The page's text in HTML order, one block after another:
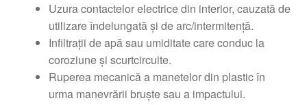
Uzura contactelor electrice din interior, cauzată de
utilizare îndelungată şi de arc/intermitenţă.
Infiltraţii de apă sau umiditate care conduc la
coroziune şi scurtcircuite.
Ruperea mecanică a manetelor din plastic în
urma manevrării bruște sau a impactului.